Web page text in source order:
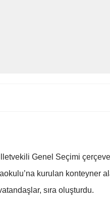
Genel Seçimi
kurulan konteyner
sıra oluşturdu.